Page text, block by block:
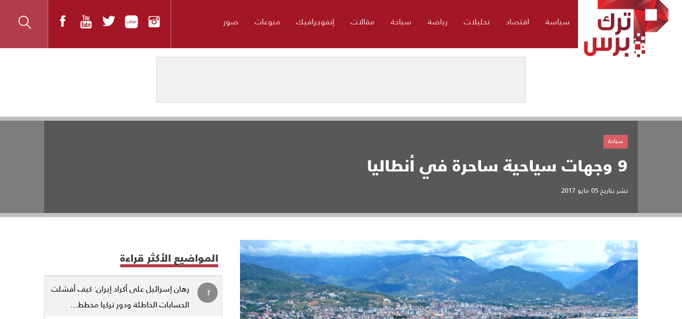
سياسة اقتصاد تحليلات رياضة سياحة مقالات إنفوجرافيك منوعات صور
9 وجهات سياحية ساحرة في أنطاليا
نشر بتاريخ05 مايو 2017
سياحة
المواضيع الأكثر قراءة
رهان إسرائيل على أكراد إيران: كيف أفشلت
الحسابات الخاطئة ودور تركيا مخطط...